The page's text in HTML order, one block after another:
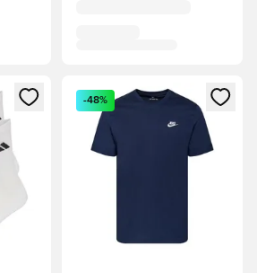
a bejelentkezéshez vagy a tagként
Megnyit egy modált a
-48%